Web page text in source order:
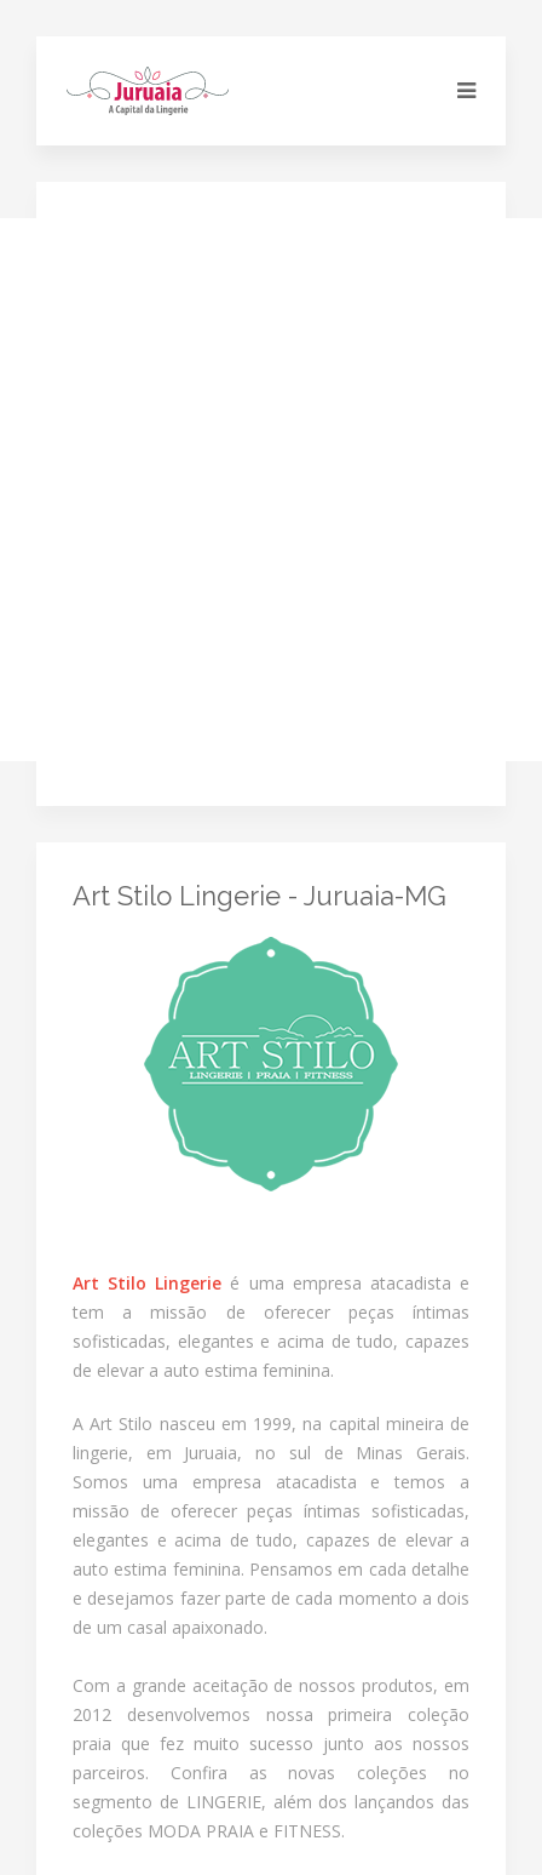
Art Stilo Lingerie - Juruaia-MG
Art Stilo Lingerie é uma empresa atacadista e
tem a missão de oferecer peças íntimas
sofisticadas, elegantes e acima de tudo, capazes
de elevar a auto estima feminina.
A Art Stilo nasceu em 1999, na capital mineira de
lingerie, em Juruaia, no sul de Minas Gerais.
Somos uma empresa atacadista e temos a
missão de oferecer peças íntimas sofisticadas,
elegantes e acima de tudo, capazes de elevar a
auto estima feminina. Pensamos em cada detalhe
e desejamos fazer parte de cada momento a dois
de um casal apaixonado.
Com a grande aceitação de nossos produtos, em
2012 desenvolvemos nossa primeira coleção
praia que fez muito sucesso junto aos nossos
parceiros. Confira as novas coleções no
segmento de LINGERIE, além dos lançandos das
coleções MODA PRAIA e FITNESS.